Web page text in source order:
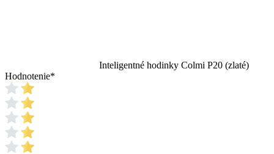
Inteligentné hodinky Colmi P20 (zlaté)
Hodnotenie*